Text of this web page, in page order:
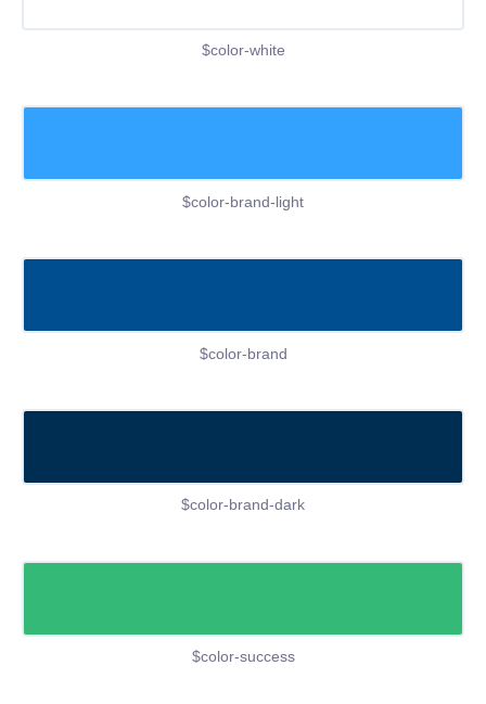
$color-white
$color-brand-light
$color-brand
$color-brand-dark
$color-success